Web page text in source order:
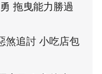
拖曳能力勝過
煞追討 小吃店包